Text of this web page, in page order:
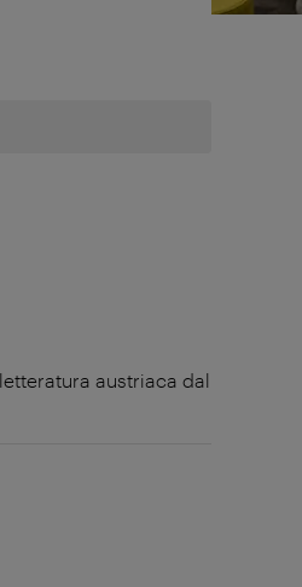
austriaca dal